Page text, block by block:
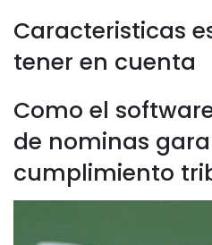
Caracteristicas
tener en cuenta
Como el
de nominas
cumplimiento